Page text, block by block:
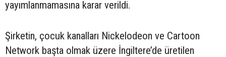
yayımlanmamasına karar verildi.
Şirketin, çocuk kanalları Nickelodeon ve Cartoon
Network başta olmak üzere İngiltere’de üretilen